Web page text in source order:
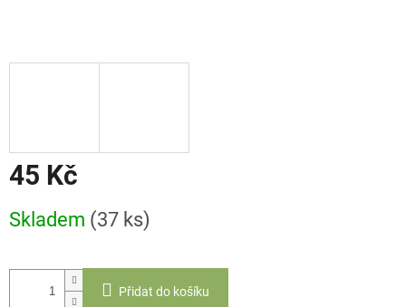
45 Kč
cena:
Skladem (37 ks)
Přidat do košíku